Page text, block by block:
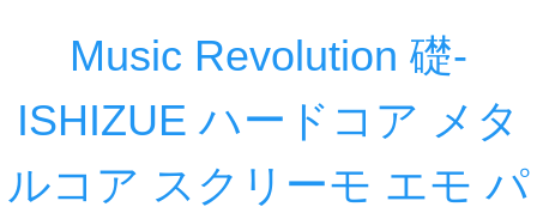
Music Revolution 礎-
ISHIZUE ハードコア メタ
ルコア スクリーモ エモ パ